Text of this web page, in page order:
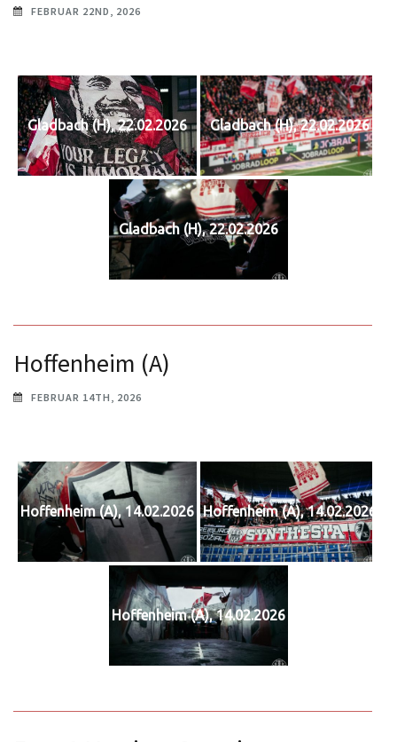
FEBRUAR 22ND, 2026
Gladbach (H), 22.02.2026 Gladbach (H), 22.02.2026
Gladbach (H), 22.02.2026
Hoffenheim (A)
FEBRUAR 14TH, 2026
Hoffenheim (A), 14.02.2026 Hoffenheim (A), 14.02.2026
Hoffenheim (A), 14.02.2026